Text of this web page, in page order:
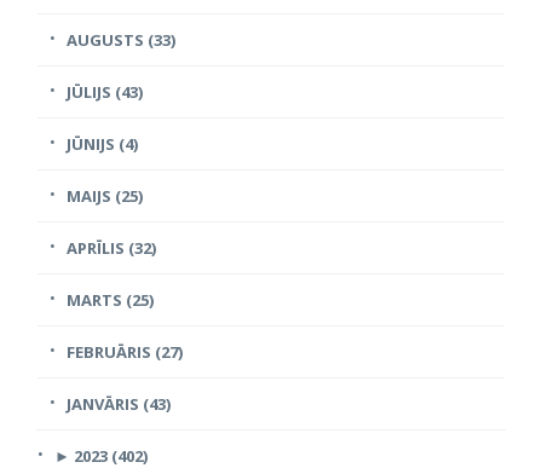
AUGUSTS (33)
JŪLIJS (43)
JŪNIJS (4)
MAIJS (25)
APRĪLIS (32)
MARTS (25)
FEBRUĀRIS (27)
JANVĀRIS (43)
► 2023 (402)